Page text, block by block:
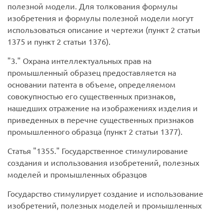
полезной модели. Для толкования формулы
изобретения и формулы полезной модели могут
использоваться описание и чертежи (пункт 2 статьи
1375 и пункт 2 статьи 1376).
3.
Охрана интеллектуальных прав на
промышленный образец предоставляется на
основании патента в объеме, определяемом
совокупностью его существенных признаков,
нашедших отражение на изображениях изделия и
приведенных в перечне существенных признаков
промышленного образца (пункт 2 статьи 1377).
Статья
1355.
Государственное стимулирование
создания и использования изобретений, полезных
моделей и промышленных образцов
Государство стимулирует создание и использование
изобретений, полезных моделей и промышленных